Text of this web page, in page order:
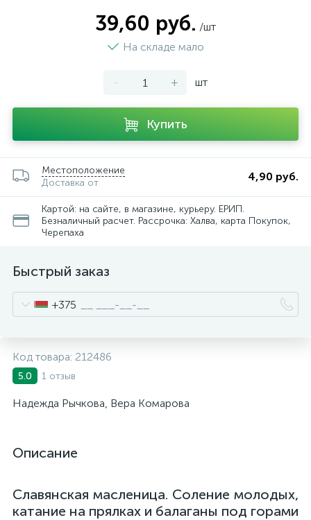
39,60 руб. /шт
На складе мало
- + шт
Купить
Местоположение
Доставка от
4,90 руб.
Картой: на сайте, в магазине, курьеру. ЕРИП.
Безналичный расчет. Рассрочка: Халва, карта Покупок,
Черепаха
Быстрый заказ
+375
Код товара: 212486
5.0 1 отзыв
Надежда Рычкова, Вера Комарова
Описание
Славянская масленица. Соление молодых,
катание на прялках и балаганы под горами